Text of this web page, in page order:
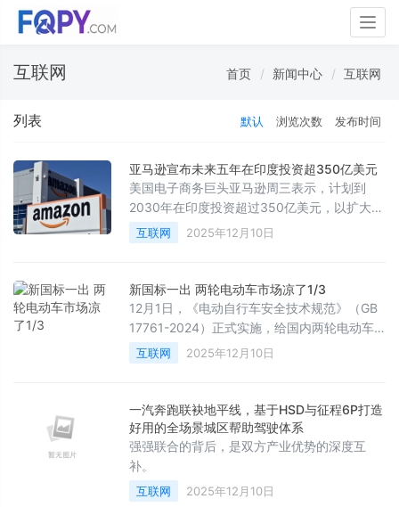
互联网 首页 新闻中心 互联网
列表 默认 浏览次数 发布时间
亚马逊宣布未来五年在印度投资超350亿美元
美国电子商务巨头亚马逊周三表示，计划到
2030年在印度投资超过350亿美元，以扩大业
务并加强其人工智能能力，成为最新一家宣布
在印度投资全球科技公司。较早时微软刚刚宣
能和云基础设施，这是该公司迄今为止在亚洲
最大的投资。
互联网 2025年12月10日
新国标一出 两轮电动车市场凉了1/3
12月1日，《电动自行车安全技术规范》（GB
17761-2024）正式实施，给国内两轮电动车
市场带来强烈冲击。据奥维云网数据，11月行
业内销出货量221万台，同比下滑28.7%，产销
互联网 2025年12月10日
一汽奔跑联袂地平线，基于HSD与征程6P打造
好用的全场景城区帮助驾驶体系
强强联合的背后，是双方产业优势的深度互
补。
互联网 2025年12月10日